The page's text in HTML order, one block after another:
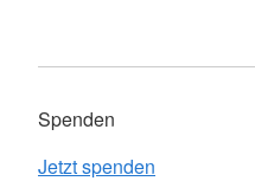
Spenden
Jetzt spenden